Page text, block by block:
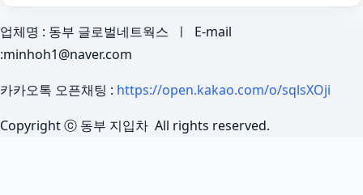
업체명 : 동부 글로벌네트웍스 ㅣ E-mail
:minhoh1@naver.com
카카오톡 오픈채팅 : https://open.kakao.com/o/sqlsXOji
Copyright ⓒ 동부 지입차 All rights reserved.